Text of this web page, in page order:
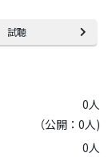
試聴
0人
（公開：0人)
0人